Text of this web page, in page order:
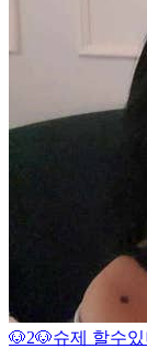
🐶2🐶슈제 할수